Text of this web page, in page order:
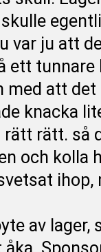
skulle
var ju att
ett
med att
knacka
rätt rätt. så
och kolla
av